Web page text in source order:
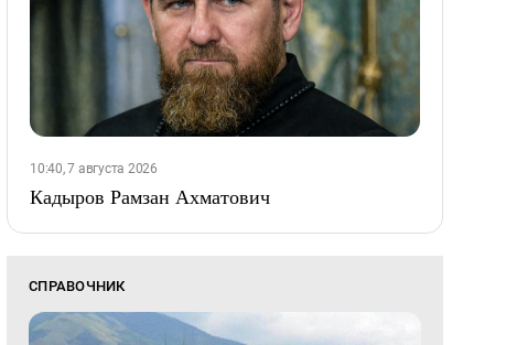
10:40, 7 августа 2026
Кадыров Рамзан Ахматович
СПРАВОЧНИК